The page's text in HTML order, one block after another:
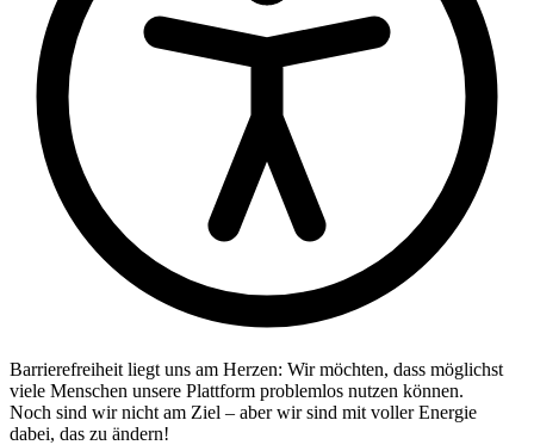
Barrierefreiheit liegt uns am Herzen: Wir möchten, dass möglichst
viele Menschen unsere Plattform problemlos nutzen können.
Noch sind wir nicht am Ziel – aber wir sind mit voller Energie
dabei, das zu ändern!